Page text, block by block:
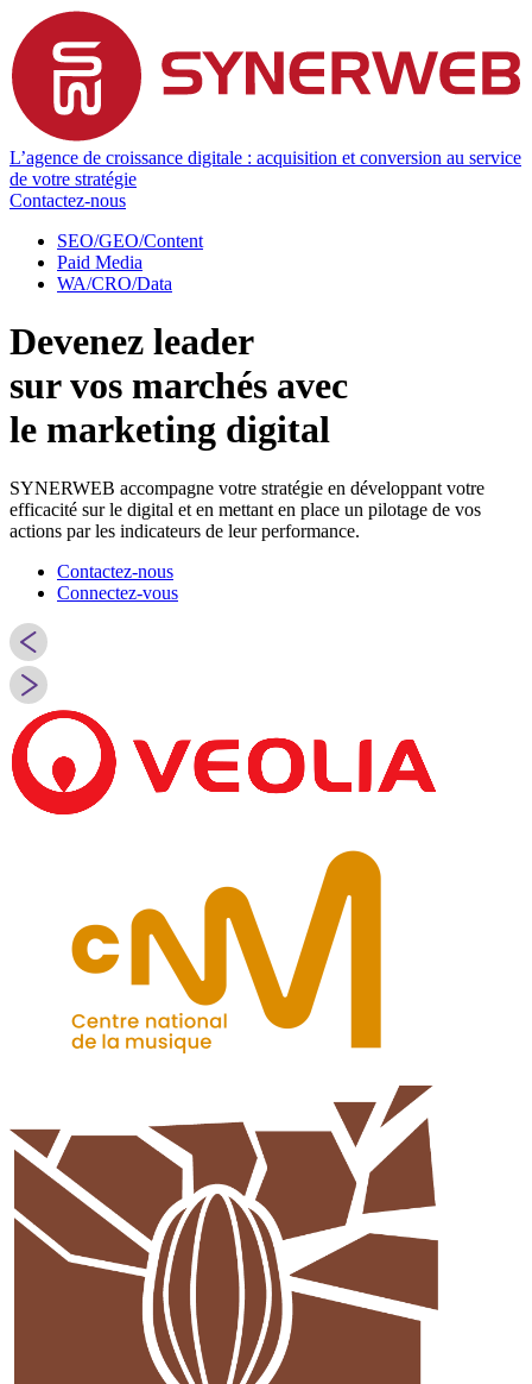
L’agence de croissance digitale : acquisition et conversion au service
de votre stratégie
Contactez-nous
SEO/GEO/Content
Paid Media
WA/CRO/Data
Devenez leader
sur vos marchés avec
le marketing digital
SYNERWEB accompagne votre stratégie en développant votre
efficacité sur le digital et en mettant en place un pilotage de vos
actions par les indicateurs de leur performance.
Contactez-nous
Connectez-vous